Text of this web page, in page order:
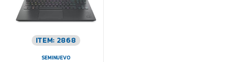
ITEM: 2868
SEMINUEVO